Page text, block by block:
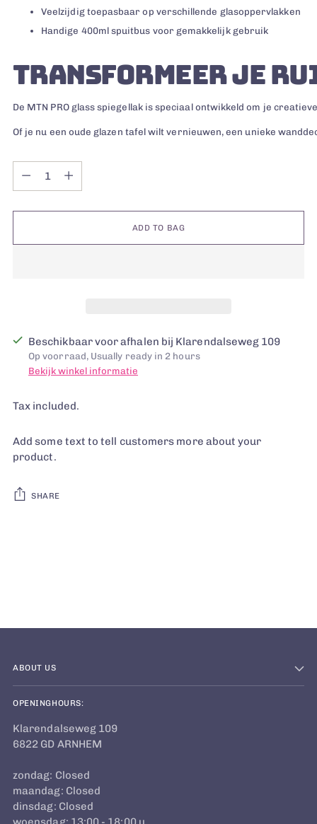
Veelzijdig toepasbaar op verschillende glasoppervlakken
Handige 400ml spuitbus voor gemakkelijk gebruik
TRANSFORMEER JE
De MTN PRO glass spiegellak is speciaal ontwikkeld om je
Of je nu een oude glazen tafel wilt vernieuwen, een unieke
Quantity
Quantity
ADD TO BAG
Beschikbaar voor afhalen bij Klarendalseweg 109
Op voorraad, Usually ready in 2 hours
Bekijk winkel informatie
Tax included.
Add some text to tell customers more about your
product.
SHARE
ABOUT US
OPENINGHOURS:
Klarendalseweg 109
6822 GD ARNHEM
zondag: Closed
maandag: Closed
dinsdag: Closed